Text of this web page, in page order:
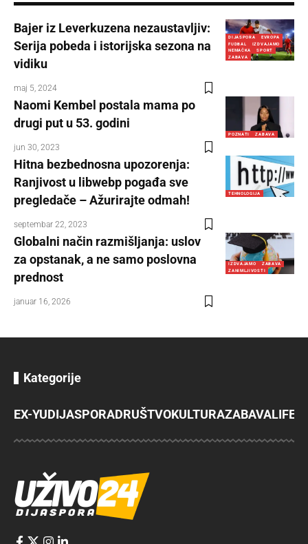
DIJASPORA
EVROPA
FUDBAL
IZDVAJAMO
NEMAČKA
SPORT
ZABAVA
Bajer iz Leverkuzena nezaustavljiv:
Serija pobeda i istorijska sezona na
vidiku
maj 5, 2024
POZNATI ZABAVA
Naomi Kembel postala mama po
drugi put u 53. godini
jun 30, 2023
TEHNOLOGIJA
Hitna bezbednosna upozorenja:
Ranjivost u libwebp pogađa sve
pregledače – Ažurirajte odmah!
septembar 22, 2023
IZDVAJAMO
ZABAVA
ZANIMLJIVOSTI
Globalni način razmišljanja: uslov
za opstanak, a ne samo poslovna
prednost
januar 16, 2026
Kategorije
EX-YUDIJASPORADRUŠTVOKULTURAZABAVA